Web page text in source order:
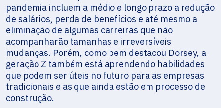
pandemia incluem a médio e longo prazo a redução
de salários, perda de benefícios e até mesmo a
eliminação de algumas carreiras que não
acompanharão tamanhas e irreversíveis
mudanças. Porém, como bem destacou Dorsey, a
geração Z também está aprendendo habilidades
que podem ser úteis no futuro para as empresas
tradicionais e as que ainda estão em processo de
construção.